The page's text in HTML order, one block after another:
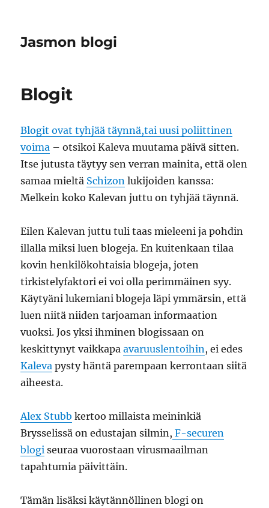
Jasmon blogi
Blogit
Blogit ovat tyhjää täynnä,tai uusi poliittinen
voima – otsikoi Kaleva muutama päivä sitten.
Itse jutusta täytyy sen verran mainita, että olen
samaa mieltä Schizon lukijoiden kanssa:
Melkein koko Kalevan juttu on tyhjää täynnä.
Eilen Kalevan juttu tuli taas mieleeni ja pohdin
illalla miksi luen blogeja. En kuitenkaan tilaa
kovin henkilökohtaisia blogeja, joten
tirkistelyfaktori ei voi olla perimmäinen syy.
Käytyäni lukemiani blogeja läpi ymmärsin, että
luen niitä niiden tarjoaman informaation
vuoksi. Jos yksi ihminen blogissaan on
keskittynyt vaikkapaavaruuslentoihin, ei edes
Kaleva pysty häntä parempaan kerrontaan siitä
aiheesta.
Alex Stubb kertoo millaista meininkiä
Brysselissä on edustajan silmin, F-securen
blogi seuraa vuorostaan virusmaailman
tapahtumia päivittäin.
Tämän lisäksi käytännöllinen blogi on